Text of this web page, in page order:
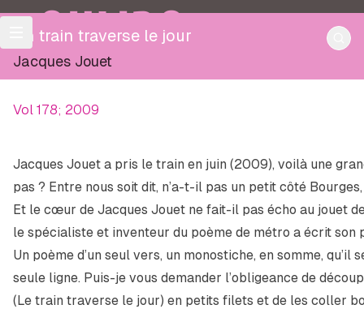
OULIPO
Un train traverse le jour
Jacques Jouet
Vol 178; 2009
Jacques Jouet a pris le train en juin (2009), voilà une
pas ? Entre nous soit dit, n’a-t-il pas un petit côté
Et le cœur de Jacques Jouet ne fait-il pas écho au jouet
le spécialiste et inventeur du poème de métro a écrit son
Un poème d’un seul vers, un monostiche, en somme, qu’il
seule ligne. Puis-je vous demander l’obligeance de
(Le train traverse le jour) en petits filets et de les coller